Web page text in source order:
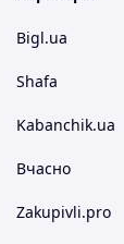
Bigl.ua
Shafa
Kabanchik.ua
Вчасно
Zakupivli.pro